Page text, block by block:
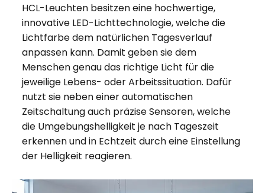
HCL-Leuchten besitzen eine hochwertige,
innovative LED-Lichttechnologie, welche die
Lichtfarbe dem natürlichen Tagesverlauf
anpassen kann. Damit geben sie dem
Menschen genau das richtige Licht für die
jeweilige Lebens- oder Arbeitssituation. Dafür
nutzt sie neben einer automatischen
Zeitschaltung auch präzise Sensoren, welche
die Umgebungshelligkeit je nach Tageszeit
erkennen und in Echtzeit durch eine Einstellung
der Helligkeit reagieren.